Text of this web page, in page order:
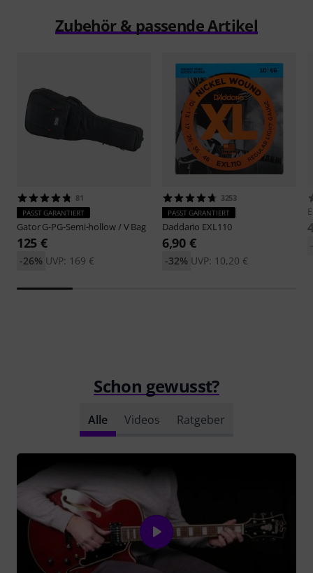
Zubehör & passende Artikel
81
PASST GARANTIERT
GatorG-PG-Semi-hollow / V Bag
125 €
UVP: 169 €
-26%
3253
PASST GARANTIERT
Daddario EXL110
6,90 €
UVP: 10,20 €
-32%
Schon gewusst?
Alle Videos Ratgeber